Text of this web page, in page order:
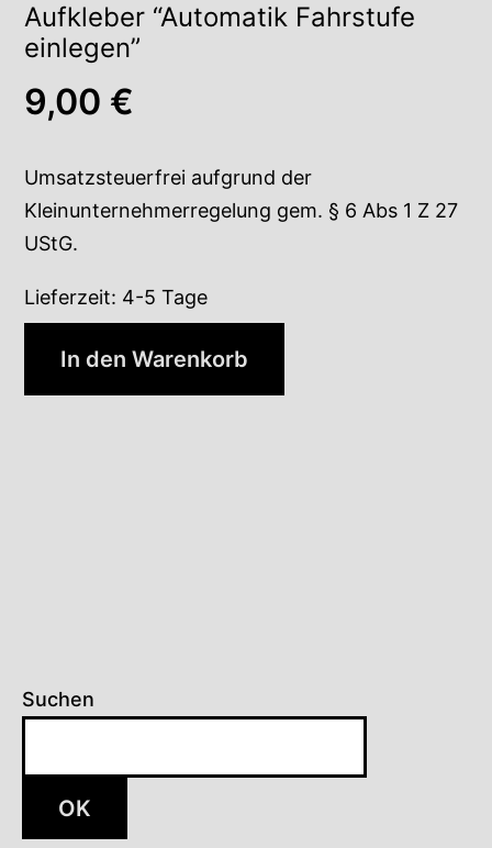
Aufkleber “Automatik Fahrstufe
einlegen”
9,00 €
Umsatzsteuerfrei aufgrund der
Kleinunternehmerregelung gem. § 6 Abs 1 Z 27
UStG.
Lieferzeit: 4-5 Tage
In den Warenkorb
Suchen
OK